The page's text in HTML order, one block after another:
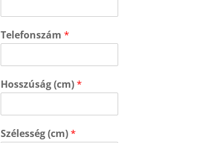
Telefonszám*
Hosszúság (cm)*
Szélesség (cm)*